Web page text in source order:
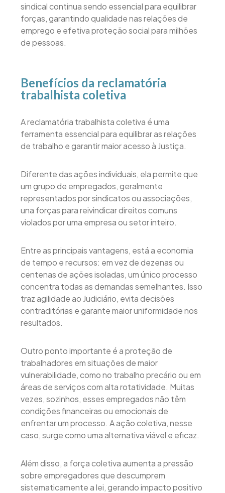
sindical continua sendo essencial para equilibrar
forças, garantindo qualidade nas relações de
emprego e efetiva proteção social para milhões
de pessoas.
Benefícios da reclamatória
trabalhista coletiva
A reclamatória trabalhista coletiva é uma
ferramenta essencial para equilibrar as relações
de trabalho e garantir maior acesso à Justiça.
Diferente das ações individuais, ela permite que
um grupo de empregados, geralmente
representados por sindicatos ou associações,
una forças para reivindicar direitos comuns
violados por uma empresa ou setor inteiro.
Entre as principais vantagens, está a economia
de tempo e recursos: em vez de dezenas ou
centenas de ações isoladas, um único processo
concentra todas as demandas semelhantes. Isso
traz agilidade ao Judiciário, evita decisões
contraditórias e garante maior uniformidade nos
resultados.
Outro ponto importante é a proteção de
trabalhadores em situações de maior
vulnerabilidade, como no trabalho precário ou em
áreas de serviços com alta rotatividade. Muitas
vezes, sozinhos, esses empregados não têm
condições financeiras ou emocionais de
enfrentar um processo. A ação coletiva, nesse
caso, surge como uma alternativa viável e eficaz.
Além disso, a força coletiva aumenta a pressão
sobre empregadores que descumprem
sistematicamente a lei, gerando impacto positivo